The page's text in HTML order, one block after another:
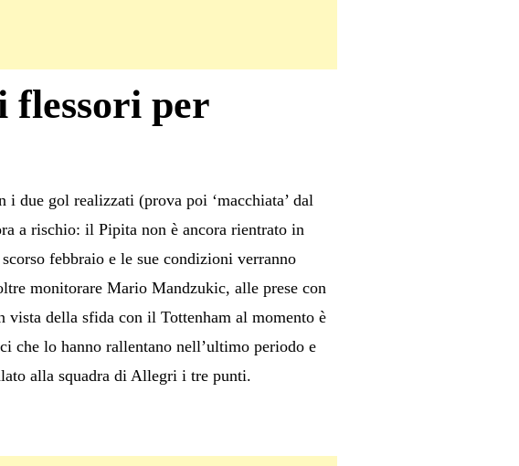
flessori per
due gol realizzati (prova poi ‘macchiata’ dal
a rischio: il Pipita non è ancora rientrato in
febbraio e le sue condizioni verranno
monitorare Mario Mandzukic, alle prese con
della sfida con il Tottenham al momento è
che lo hanno rallentano nell’ultimo periodo e
alla squadra di Allegri i tre punti.